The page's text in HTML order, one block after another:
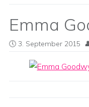
Emma
3. September 2015